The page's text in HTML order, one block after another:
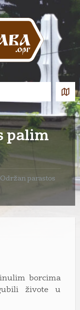
palim
Održan parastos
borcima
živote u